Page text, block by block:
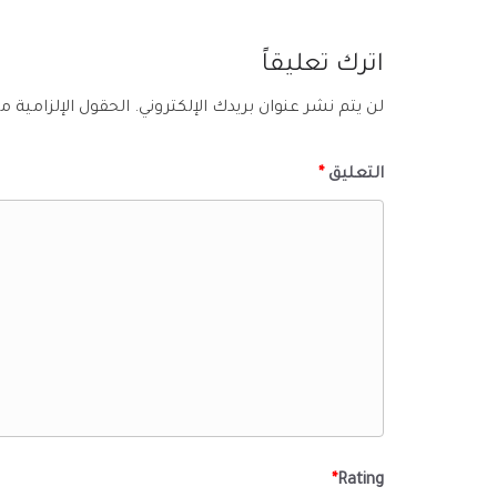
اترك تعليقاً
لن يتم نشر عنوان بريدك الإلكتروني. الحقول الإلزامية
التعليق *
Rating
*